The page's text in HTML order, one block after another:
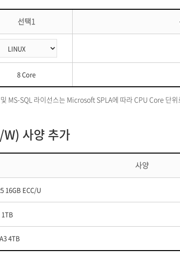
선택1
8 Core
MS-SQL 라이선스는 Microsoft SPLA에 따라 CPU Core 단위
사양 추가
사양
16GB ECC/U
1TB
4TB